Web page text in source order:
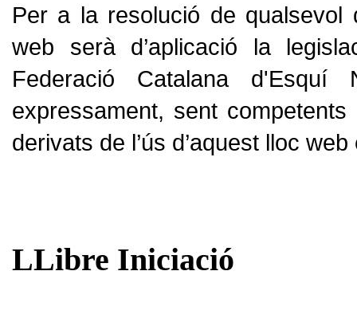
Per a la resolució de qualsevol
web serà d’aplicació la
Federació Catalana
expressament, sent
derivats de l’ús d’aquest lloc
LLibre Iniciació